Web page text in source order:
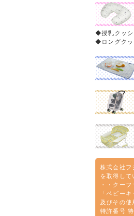
◆授乳クッシ
◆ ロングク
株式会社フ
を取得して
・・クーフ
「ベビー
及びその使
特許番号